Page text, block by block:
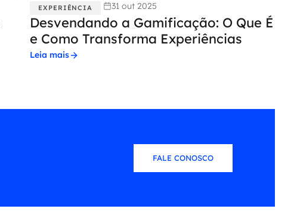
EXPERIÊNCIA 31 out 2025
Desvendando a Gamificação: O Que É
e Como Transforma Experiências
Leia mais
FALE CONOSCO